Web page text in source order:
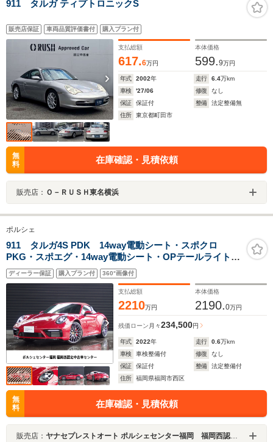
911 タルガ ティプトロニックS
販売店保証 車両品質評価書付 購入プラン付
支払総額
617.6万円
本体価格
599.9万円
年式 2002年 走行 6.4万km
車検
'27/06 修復
なし
保証
保証付 整備
法定整備無
住所
東京都町田市
無
料
在庫確認・見積依頼
販売店： Ｏ－ＲＵＳＨ東名横浜
ポルシェ
911 タルガ4S PDK 14way電動シート・スポクロ
PKG・スポエグ・14way電動シート・OPテールライト・
OP20/21AW・ヒーター付GTステア・スポーツデザイン
PKG・シートクーラー・マットカーボンインテリア
PKG・レーンチェンジ
ディーラー保証 購入プラン付 360°画像付
支払総額
2210万円
本体価格
2190.0万円
残価ローン 月々234,500円
年式 2022年 走行 0.6万km
車検
車検整備付 修復
なし
保証
保証付 整備
法定整備付
住所
福岡県福岡市西区
無
料
在庫確認・見積依頼
販売店： ヤナセプレストオート ポルシェセンター福岡 福岡西認定中古車センター